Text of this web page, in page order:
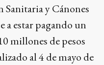
Sanitaria y Cánones
a estar pagando un
millones de pesos
al 4 de mayo de